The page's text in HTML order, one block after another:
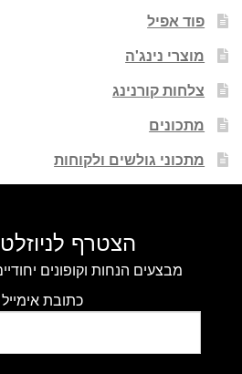
פוד אפיל
מוצרי נינג'ה
צלחות קורנינג
מתכונים
מתכוני גולשים ולקוחות
הצטרף
מבצעים הנחות וקופונים
כתובת